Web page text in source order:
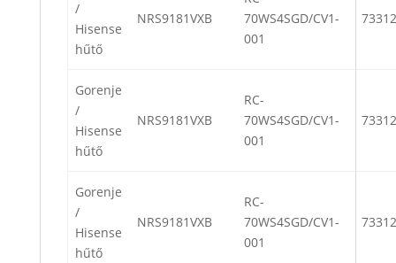
/
Hisense
hűtő
NRS9181VXB
70WS4SGD/CV1-
001
Gorenje
/
Hisense
hűtő
NRS9181VXB
RC-
70WS4SGD/CV1-
001
Gorenje
/
Hisense
hűtő
NRS9181VXB
RC-
70WS4SGD/CV1-
001